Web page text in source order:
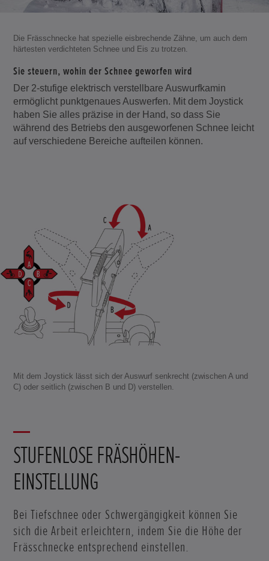
Die Frässchnecke hat spezielle eisbrechende Zähne, um auch dem
härtesten verdichteten Schnee und Eis zu trotzen.
Sie steuern, wohin der Schnee geworfen wird
Der 2-stufige elektrisch verstellbare Auswurfkamin
ermöglicht punktgenaues Auswerfen. Mit dem Joystick
haben Sie alles präzise in der Hand, so dass Sie
während des Betriebs den ausgeworfenen Schnee leicht
auf verschiedene Bereiche aufteilen können.
Mit dem Joystick lässt sich der Auswurf senkrecht (zwischen A und
C) oder seitlich (zwischen B und D) verstellen.
STUFENLOSE FRÄSHÖHEN-
EINSTELLUNG
Bei Tiefschnee oder Schwergängigkeit können Sie
sich die Arbeit erleichtern, indem Sie die Höhe der
Frässchnecke entsprechend einstellen.